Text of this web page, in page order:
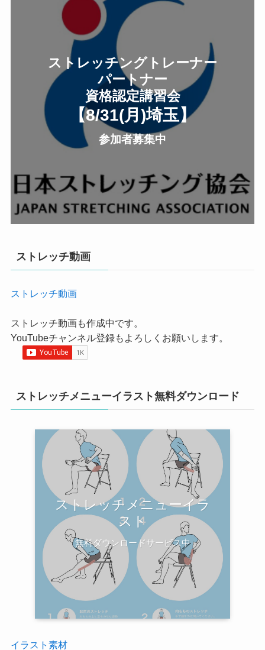
ストレッチングトレーナー
パートナー
資格認定講習会
【8/31(月 )埼玉】
参加者募集中
ストレッチ動画
ストレッチ動画
ストレッチ動画も作成中です。
YouTubeチャンネル登録もよろしくお願いします。
ストレッチメニューイラスト無料ダウンロード
ストレッチメニューイラ
スト
無料ダウンロードサービス中
イラスト素材